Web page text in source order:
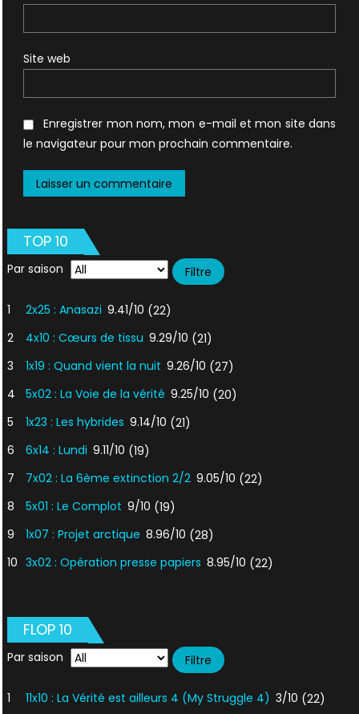
Site web
Enregistrer mon nom, mon e-mail et mon site dans
le navigateur pour mon prochain commentaire.
TOP 10
Par saison
1 2x25 : Anasazi 9.41/10 (22)
2
4x10 : Cœurs de tissu 9.29/10 (21)
3
1x19 : Quand vient la nuit 9.26/10 (27)
4
5x02 : La Voie de la vérité 9.25/10 (20)
5
1x23 : Les hybrides 9.14/10 (21)
6
6x14 : Lundi 9.11/10 (19)
7
7x02 : La 6ème extinction 2/2 9.05/10 (22)
8
5x01 : Le Complot 9/10 (19)
9
1x07 : Projet arctique 8.96/10 (28)
10 3x02 : Opération presse papiers 8.95/10 (22)
FLOP 10
Par saison
1 11x10 : La Vérité est ailleurs 4 (My Struggle 4) 3/10 (22)